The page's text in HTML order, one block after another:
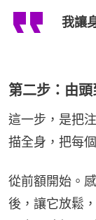
我讓
第二步：由頭
這一步，是把
描全身，把每
從前額開始。
後，讓它放鬆